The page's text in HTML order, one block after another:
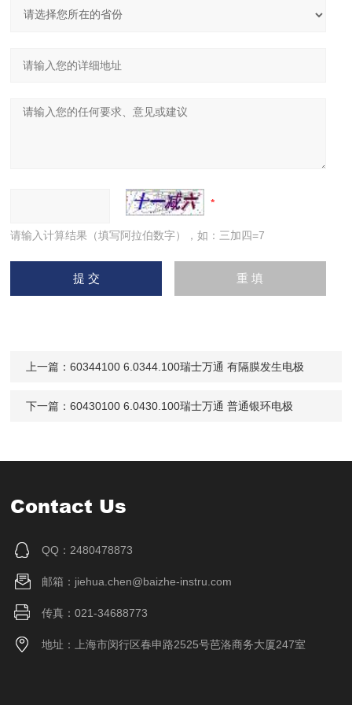
请输入计算结果（填写阿拉伯数字），如：三加四=7
上一篇：60344100 6.0344.100瑞士万通 有隔膜发生电极
下一篇：60430100 6.0430.100瑞士万通 普通银环电极
Contact Us
QQ：2480478873
邮箱：jiehua.chen@baizhe-instru.com
传真：021-34688773
地址：上海市闵行区春申路2525号芭洛商务大厦247室